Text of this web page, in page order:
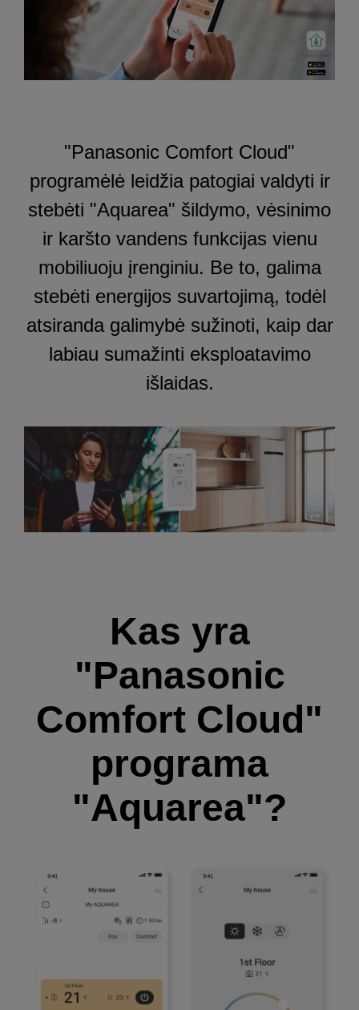
"Panasonic Comfort Cloud"
programėlė leidžia patogiai valdyti ir
stebėti "Aquarea" šildymo, vėsinimo
ir karšto vandens funkcijas vienu
mobiliuoju įrenginiu. Be to, galima
stebėti energijos suvartojimą, todėl
atsiranda galimybė sužinoti, kaip dar
labiau sumažinti eksploatavimo
išlaidas.
Kas yra
"Panasonic
Comfort Cloud"
programa
"Aquarea"?